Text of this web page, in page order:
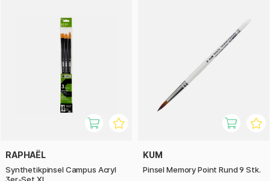
RAPHAËL
Synthetikpinsel Campus Acryl
KUM
Pinsel Memory Point Rund 9 Stk.